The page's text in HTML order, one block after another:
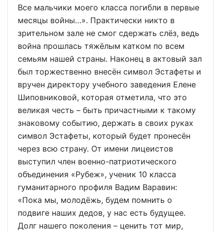
Все мальчики моего класса погибли в первые
месяцы войны…». Практически никто в
зрительном зале не смог сдержать слёз, ведь
война прошлась тяжёлым катком по всем
семьям нашей страны. Наконец в актовый зал
был торжественно внесён символ Эстафеты и
вручен директору учебного заведения Елене
Шиповниковой, которая отметила, что это
великая честь – быть причастными к такому
знаковому событию, держать в своих руках
символ Эстафеты, который будет пронесён
через всю страну. От имени лицеистов
выступил член военно-патриотического
объединения «Рубеж», ученик 10 класса
гуманитарного профиля Вадим Варавин:
«Пока мы, молодёжь, будем помнить о
подвиге наших дедов, у нас есть будущее.
Долг нашего поколения – ценить тот мир,